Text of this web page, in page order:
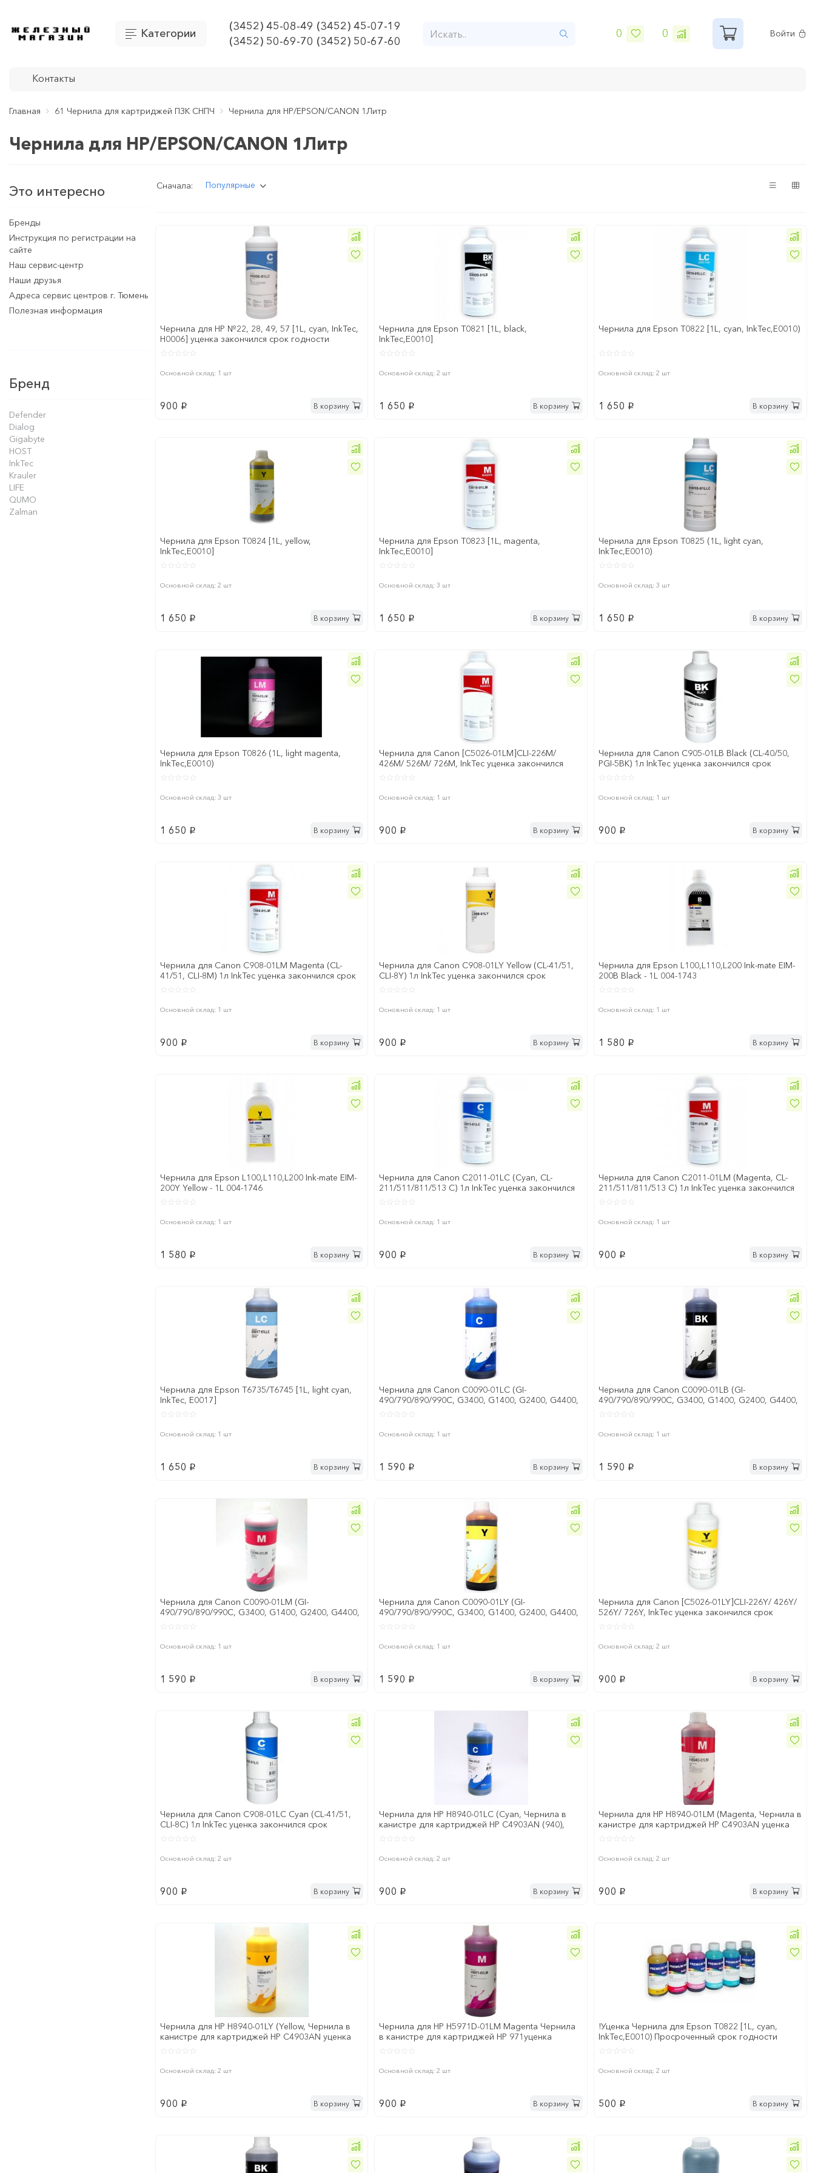
Категории
(3452) 45-08-49 (3452) 45-07-19
(3452) 50-69-70 (3452) 50-67-60
0 0 Войти
Контакты
Главная 61 Чернила для картриджей ПЗК СНПЧ Чернила для HP/EPSON/CANON 1Литр
Чернила для HP/EPSON/CANON 1Литр
Это интересно
Бренды
Инструкция по регистрации на
сайте
Наш сервис-центр
Наши друзья
Адреса сервис центров г. Тюмень
Полезная информация
Бренд
Defender
Dialog
Gigabyte
HOST
InkTec
Krauler
LIFE
QUMO
Zalman
Сначала: Популярные
Чернила для HP №22, 28, 49, 57 [1L, cyan, InkTec,
H0006] уценка закончился срок годности
Основной склад: 1 шт
900 p В корзину
Чернила для Epson T0821 [1L, black,
InkTec,E0010]
Основной склад: 2 шт
1 650 p В корзину
Чернила для Epson T0822 [1L, cyan, InkTec,E0010)
Основной склад: 2 шт
1 650 p В корзину
Чернила для Epson T0824 [1L, yellow,
InkTec,E0010]
Основной склад: 2 шт
1 650 p В корзину
Чернила для Epson T0823 [1L, magenta,
InkTec,E0010]
Основной склад: 3 шт
1 650 p В корзину
Чернила для Epson T0825 (1L, light cyan,
InkTec,E0010)
Основной склад: 3 шт
1 650 p В корзину
Чернила для Epson T0826 (1L, light magenta,
InkTec,E0010)
Основной склад: 3 шт
1 650 p В корзину
Чернила для Canon [C5026-01LM]CLI-226M/
426M/ 526M/ 726M, InkTec уценка закончился
Основной склад: 1 шт
900 p В корзину
Чернила для Canon C905-01LB Black (CL-40/50,
PGI-5BK) 1л InkTec уценка закончился срок
Основной склад: 1 шт
900 p В корзину
Чернила для Canon C908-01LM Magenta (CL-
41/51, CLI-8M) 1л InkTec уценка закончился срок
Основной склад: 1 шт
900 p В корзину
Чернила для Canon C908-01LY Yellow (CL-41/51,
CLI-8Y) 1л InkTec уценка закончился срок
Основной склад: 1 шт
900 p В корзину
Чернила для Epson L100,L110,L200 Ink-mate EIM-
200B Black - 1L 004-1743
Основной склад: 1 шт
1 580 p В корзину
Чернила для Epson L100,L110,L200 Ink-mate EIM-
200Y Yellow - 1L 004-1746
Основной склад: 1 шт
1 580 p В корзину
Чернила для Canon C2011-01LC (Cyan, CL-
211/511/811/513 C) 1л InkTec уценка закончился
Основной склад: 1 шт
900 p В корзину
Чернила для Canon C2011-01LM (Magenta, CL-
211/511/811/513 C) 1л InkTec уценка закончился
Основной склад: 1 шт
900 p В корзину
Чернила для Epson T6735/T6745 [1L, light cyan,
InkTec, E0017]
Основной склад: 1 шт
1 650 p В корзину
Чернила для Canon C0090-01LC (GI-
490/790/890/990C, G3400, G1400, G2400, G4400,
Основной склад: 1 шт
1 590 p В корзину
Чернила для Canon C0090-01LB (GI-
490/790/890/990C, G3400, G1400, G2400, G4400,
Основной склад: 1 шт
1 590 p В корзину
Чернила для Canon C0090-01LM (GI-
490/790/890/990C, G3400, G1400, G2400, G4400,
Основной склад: 1 шт
1 590 p В корзину
Чернила для Canon C0090-01LY (GI-
490/790/890/990C, G3400, G1400, G2400, G4400,
Основной склад: 1 шт
1 590 p В корзину
Чернила для Canon [C5026-01LY]CLI-226Y/ 426Y/
526Y/ 726Y, InkTec уценка закончился срок
Основной склад: 2 шт
900 p В корзину
Чернила для Canon C908-01LC Cyan (CL-41/51,
CLI-8C) 1л InkTec уценка закончился срок
Основной склад: 2 шт
900 p В корзину
Чернила для HP H8940-01LC (Cyan, Чернила в
канистре для картриджей HP C4903AN (940),
Основной склад: 2 шт
900 p В корзину
Чернила для HP H8940-01LM (Magenta, Чернила в
канистре для картриджей HP C4903AN уценка
Основной склад: 2 шт
900 p В корзину
Чернила для HP H8940-01LY (Yellow, Чернила в
канистре для картриджей HP C4903AN уценка
Основной склад: 2 шт
900 p В корзину
Чернила для HP H5971D-01LM Magenta Чернила
в канистре для картриджей HP 971уценка
Основной склад: 2 шт
900 p В корзину
!Уценка Чернила для Epson T0822 [1L, cyan,
InkTec,E0010) Просроченный срок годности
Основной склад: 2 шт
500 p В корзину